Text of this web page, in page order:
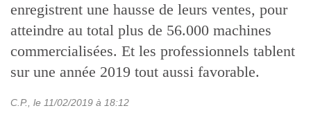
enregistrent une hausse de leurs ventes, pour
atteindre au total plus de 56.000 machines
commercialisées. Et les professionnels tablent
sur une année 2019 tout aussi favorable.
C.P. , le 11/02/2019 à 18:12